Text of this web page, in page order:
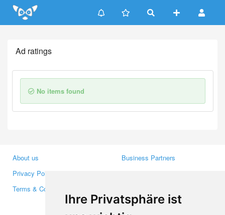
Ihre Privatsphäre ist
Update cookies preferences
Ad ratings
No items found
About us
Privacy Policy
Terms & Conditions
Business Partners
Media